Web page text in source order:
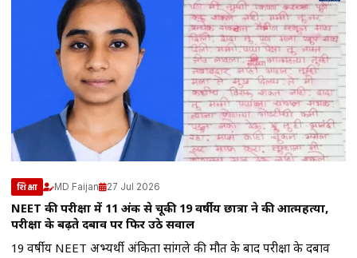
शिक्षा MD Faijan 27 Jul 2026
NEET की परीक्षा में 11 अंक से चूकी 19 वर्षीय छात्रा ने की आत्महत्या,
परीक्षा के बढ़ते दबाव पर फिर उठे सवाल
19 वर्षीय NEET अभ्यर्थी अंकिता सांगले की मौत के बाद परीक्षा के दबाव